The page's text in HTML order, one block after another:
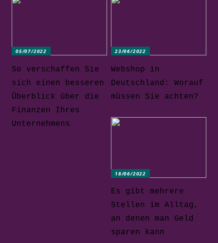
05/07/2022
So verschaffen Sie
sich einen besseren
Überblick über die
Finanzen Ihres
Unternehmens
23/06/2022
Webshop in
Deutschland: Worauf
müssen Sie achten?
18/06/2022
Es gibt mehrere
Stellen im Alltag,
an denen man Geld
sparen kann